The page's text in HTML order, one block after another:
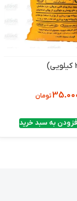
تومان
به سبد خرید